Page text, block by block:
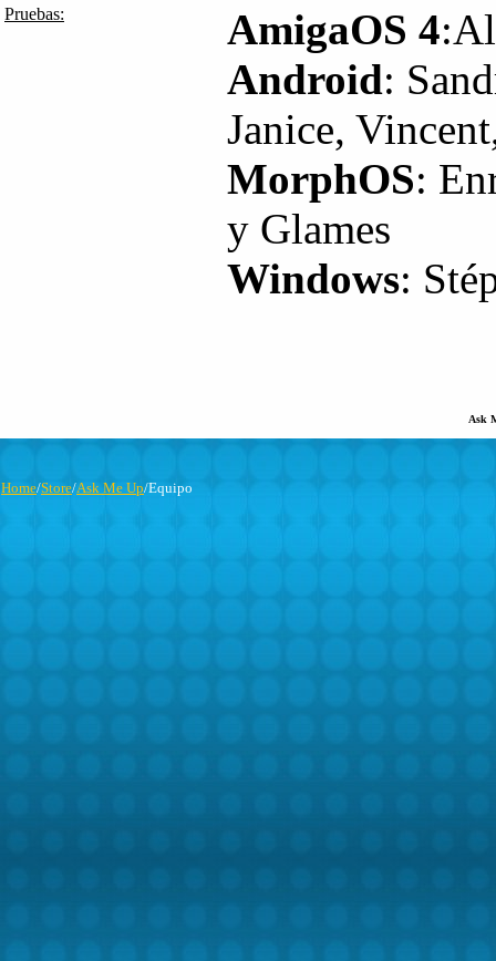
Pruebas: AmigaOS 4
Android:
Janice,
MorphOS:
y Glames
Windows:
Ask
Home/Store/Ask Me Up/Equipo